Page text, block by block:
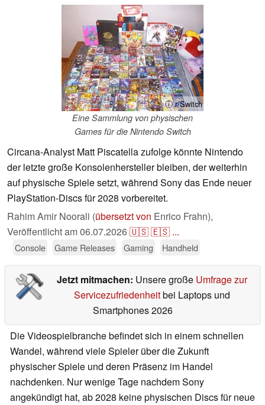
ⓘ r/Switch
Eine Sammlung von physischen
Games für die Nintendo Switch
Circana-Analyst Matt Piscatella zufolge könnte Nintendo
der letzte große Konsolenhersteller bleiben, der weiterhin
auf physische Spiele setzt, während Sony das Ende neuer
PlayStation-Discs für 2028 vorbereitet.
Rahim Amir Noorali (übersetzt von Enrico Frahn),
Veröffentlicht am06.07.2026🇺🇸🇪🇸 ...
Console Game Releases Gaming Handheld
Jetzt mitmachen: Unsere große Umfrage zur
Servicezufriedenheitbei Laptops und
Smartphones 2026
Die Videospielbranche befindet sich in einem schnellen
Wandel, während viele Spieler über die Zukunft
physischer Spiele und deren Präsenz im Handel
nachdenken. Nur wenige Tage nachdem Sony
angekündigt hat, ab 2028 keine physischen Discs für neue